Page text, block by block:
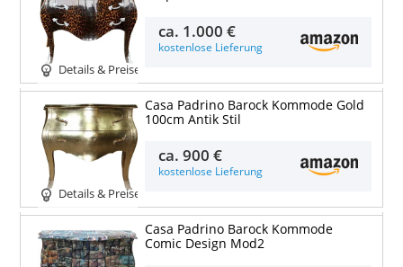
Details & Preise
ca. 1.000 €
kostenlose Lieferung
Details & Preise
Casa Padrino Barock Kommode Gold
100cm Antik Stil
ca.900 €
kostenlose Lieferung
Casa Padrino Barock Kommode
Comic Design Mod2